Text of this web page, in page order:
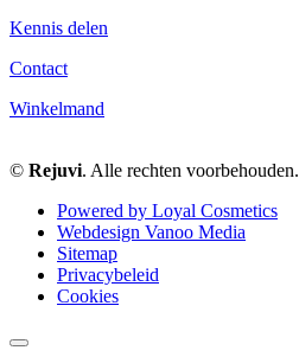
Kennis delen
Contact
Winkelmand
© Rejuvi. Alle rechten voorbehouden.
Powered by Loyal Cosmetics
Webdesign Vanoo Media
Sitemap
Privacybeleid
Cookies